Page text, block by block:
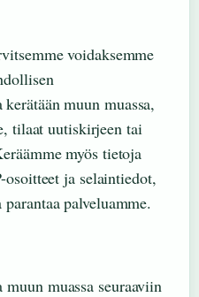
voidaksemme
muun muassa,
tilaat uutiskirjeen tai
myös tietoja
ja selaintiedot,
palveluamme.
muassa seuraaviin